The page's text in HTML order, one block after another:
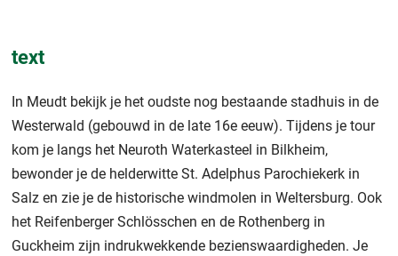
text
In Meudt bekijk je het oudste nog bestaande stadhuis in de
Westerwald (gebouwd in de late 16e eeuw). Tijdens je tour
kom je langs het Neuroth Waterkasteel in Bilkheim,
bewonder je de helderwitte St. Adelphus Parochiekerk in
Salz en zie je de historische windmolen in Weltersburg. Ook
het Reifenberger Schlösschen en de Rothenberg in
Guckheim zijn indrukwekkende bezienswaardigheden. Je